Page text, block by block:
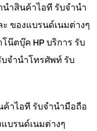
นำสินค้าไอที รับจำนำ
ของแบรนด์เนมต่างๆ
น๊ตบุ๊ค HP บริการ รับ
จำนำโทรศัพท์ รับ
ค้าไอที รับจำนำมือถือ
บรนด์เนมต่างๆ